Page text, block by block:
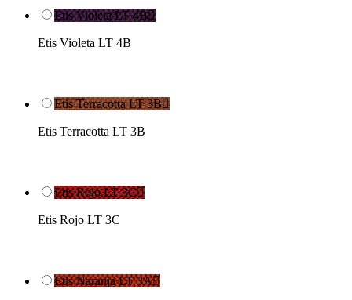
Etis Violeta LT 4B
Etis Violeta LT 4B
Etis Terracotta LT 3B
Etis Terracotta LT 3B
Etis Rojo LT 3C
Etis Rojo LT 3C
Etis Naranja LT 3A